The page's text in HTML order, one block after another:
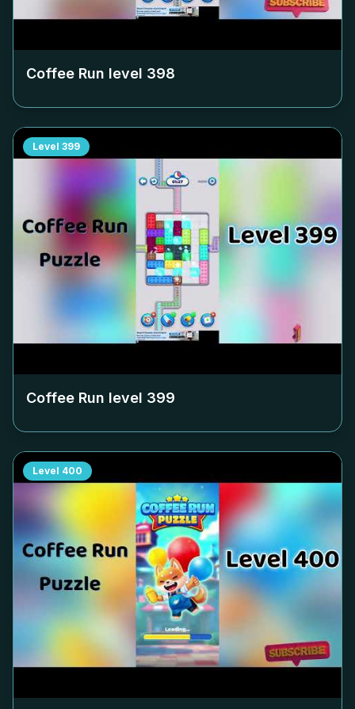
Coffee Run level 398
Level 399
Coffee Run level 399
Level 400